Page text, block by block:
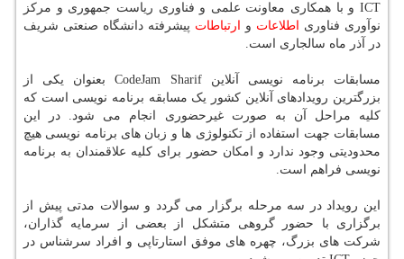
ICT و با همکاری معاونت علمی و فناوری ریاست جمهوری و مرکز
نوآوری فناوری
اطلاعات و ارتباطات پیشرفته دانشگاه صنعتی شریف
در آذر ماه سالجاری است.
مسابقات برنامه نویسی آنلاین CodeJam Sharif بعنوان یکی از
بزرگترین رویدادهای آنلاین کشور یک مسابقه برنامه نویسی است که
کلیه مراحل آن به صورت غیرحضوری انجام می شود. در این
مسابقات جهت استفاده از تکنولوژی ها و زبان های برنامه نویسی هیچ
محدودیتی وجود ندارد و امکان حضور برای کلیه علاقمندان به برنامه
نویسی فراهم است.
این رویداد در سه مرحله برگزار می گردد و سوالات مدتی پیش از
برگزاری با حضور گروهی متشکل از بعضی از سرمایه گذاران،
شرکت های بزرگ، چهره های موفق استارتاپی و افراد سرشناس در